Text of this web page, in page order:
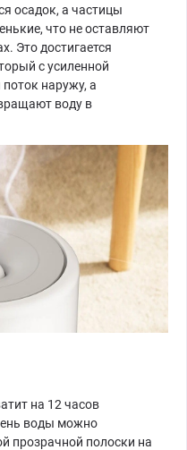
осадок, а частицы
что не оставляют
Это достигается
с усиленной
наружу, а
воду в
на 12 часов
воды можно
прозрачной полоски на